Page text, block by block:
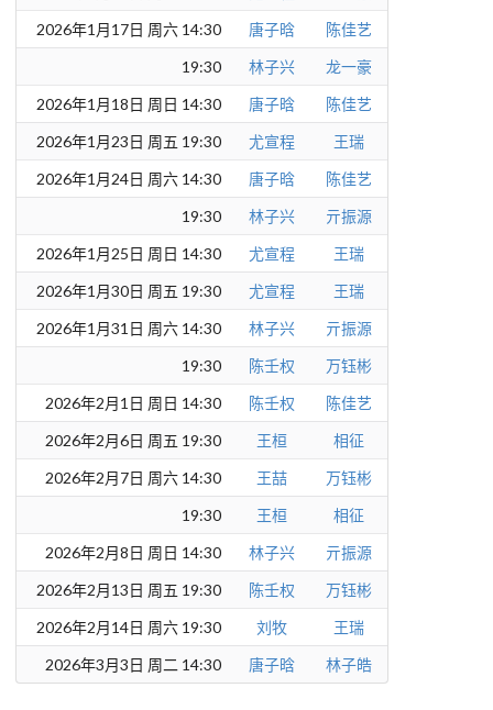
2026年1月17日 周六 14:30
唐子晗
陈佳艺
19:30
林子兴
龙一豪
2026年1月18日 周日 14:30
唐子晗
陈佳艺
2026年1月23日 周五 19:30
尤宣程
王瑞
2026年1月24日 周六 14:30
唐子晗
陈佳艺
19:30
林子兴
亓振源
2026年1月25日 周日 14:30
尤宣程
王瑞
2026年1月30日 周五 19:30
尤宣程
王瑞
2026年1月31日 周六 14:30
林子兴
亓振源
19:30
陈壬权
万钰彬
2026年2月1日 周日 14:30
陈壬权
陈佳艺
2026年2月6日 周五 19:30
王桓
相征
2026年2月7日 周六 14:30
王喆
万钰彬
19:30
王桓
相征
2026年2月8日 周日 14:30
林子兴
亓振源
2026年2月13日 周五 19:30
陈壬权
万钰彬
2026年2月14日 周六 19:30
刘牧
王瑞
2026年3月3日 周二 14:30
唐子晗 林子皓